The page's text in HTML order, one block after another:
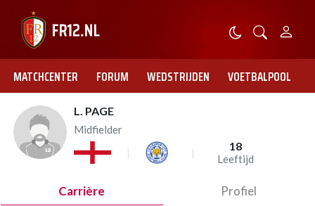
MATCHCENTER FORUM WEDSTRIJDEN VOETBALPOOL
L. PAGE
Midfielder
18
Leeftijd
Carrière Profiel